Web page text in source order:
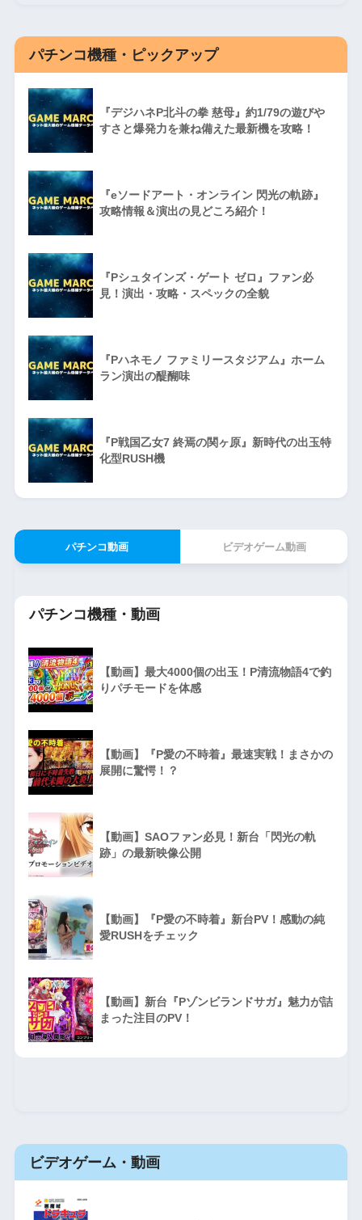
パチンコ機種・ピックアップ
『デジハネP北斗の拳 慈母』約1/79の遊びや
すさと爆発力を兼ね備えた最新機を攻略！
『eソードアート・オンライン 閃光の軌跡』
攻略情報＆演出の見どころ紹介！
『Pシュタインズ・ゲート ゼロ』ファン必
見！演出・攻略・スペックの全貌
『Pハネモノ ファミリースタジアム』ホーム
ラン演出の醍醐味
『P戦国乙女7 終焉の関ヶ原』新時代の出玉特
化型RUSH機
パチンコ動画 ビデオゲーム動画
パチンコ機種・動画
【動画】最大4000個の出玉！P清流物語4で釣
りパチモードを体感
【動画】『P愛の不時着』最速実戦！まさかの
展開に驚愕！？
【動画】SAOファン必見！新台「閃光の軌
跡」の最新映像公開
【動画】『P愛の不時着』新台PV！感動の純
愛RUSHをチェック
【動画】新台『Pゾンビランドサガ』魅力が詰
まった注目のPV！
ビデオゲーム・動画